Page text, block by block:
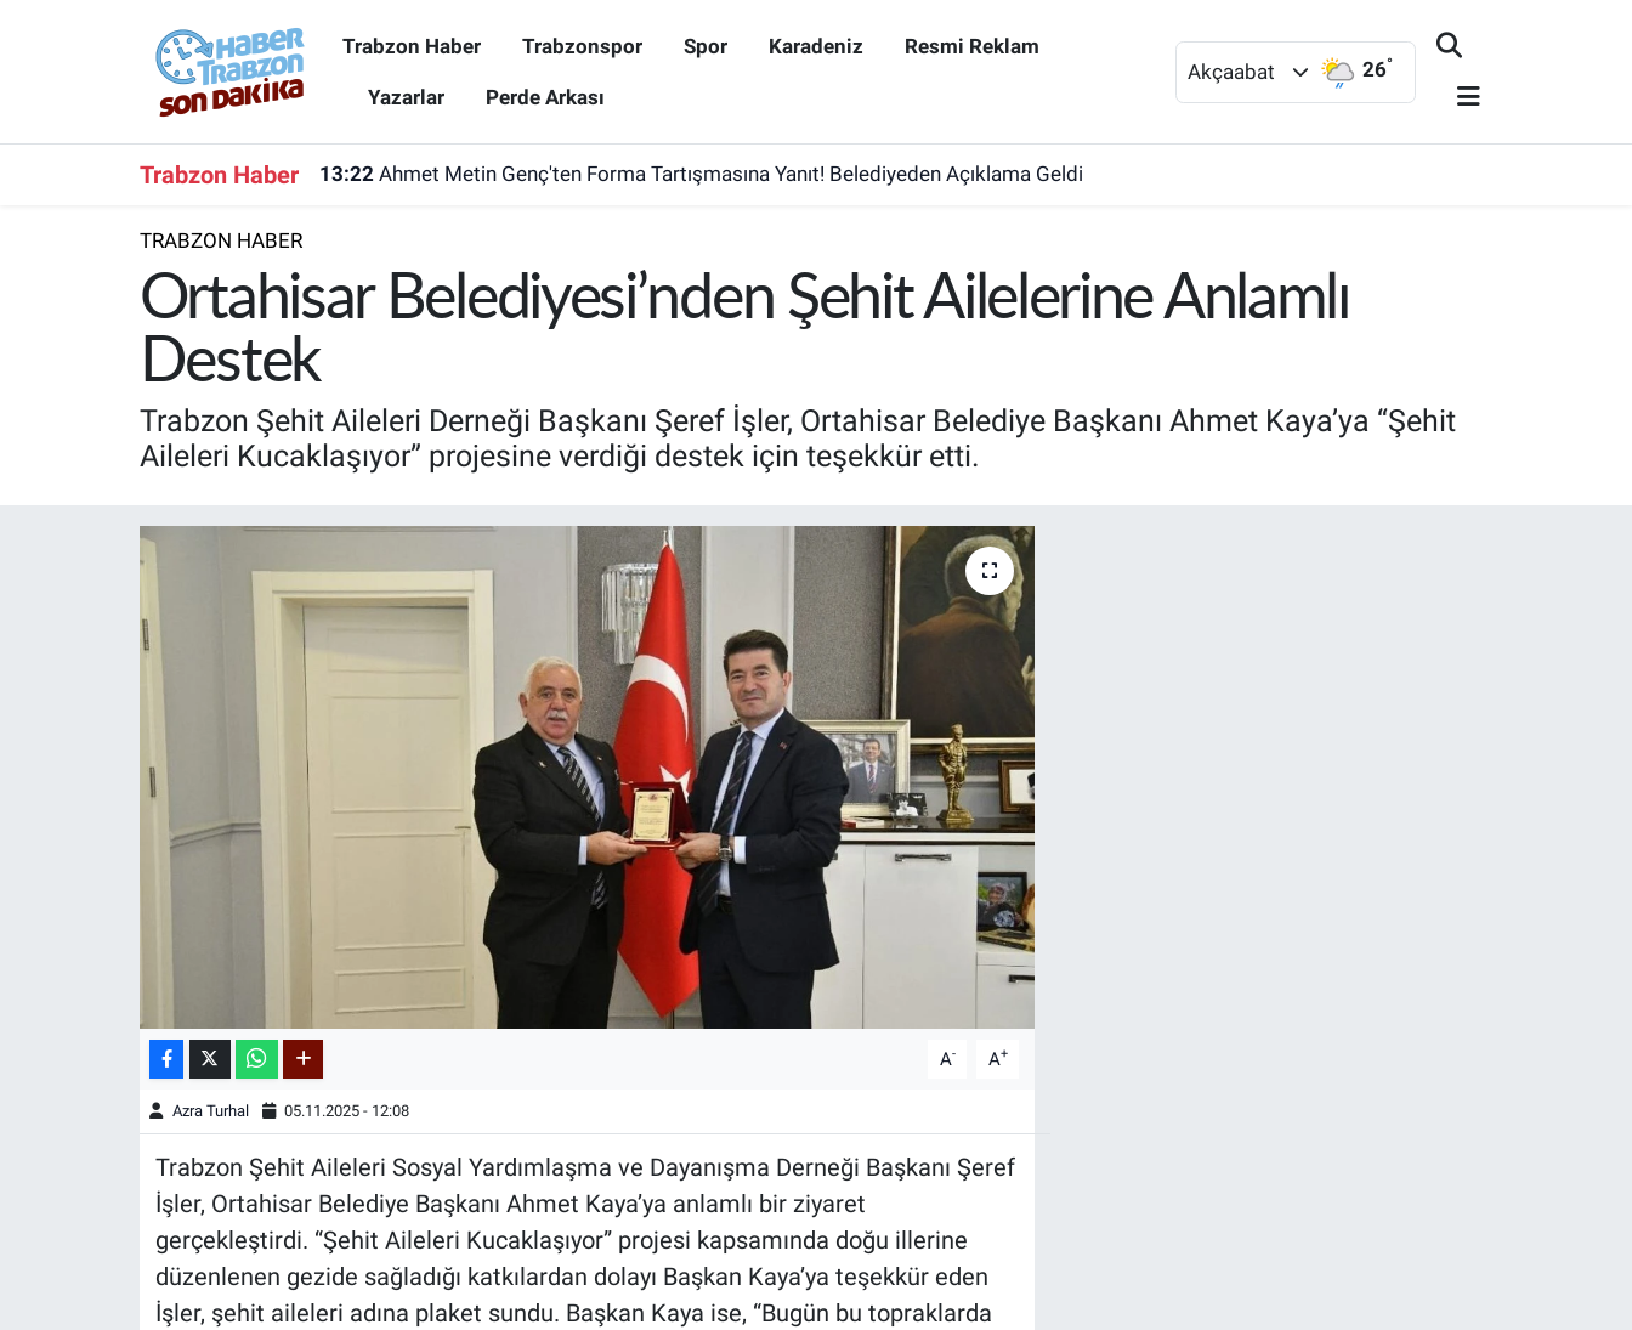
Trabzon Haber Trabzonspor Spor Karadeniz Resmi Reklam
Yazarlar Perde Arkası
Akçaabat 26°
Trabzon Haber 13:22 Ahmet Metin Genç'ten Forma Tartışmasına Yanıt! Belediyeden Açıklama Geldi
TRABZON HABER
Ortahisar Belediyesi’nden Şehit Ailelerine Anlamlı
Destek
Trabzon Şehit Aileleri Derneği Başkanı Şeref İşler, Ortahisar Belediye Başkanı Ahmet Kaya’ya “Şehit
Aileleri Kucaklaşıyor” projesine verdiği destek için teşekkür etti.
A- A+
Azra Turhal 05.11.2025 - 12:08
Trabzon Şehit Aileleri Sosyal Yardımlaşma ve Dayanışma Derneği Başkanı Şeref
İşler, Ortahisar Belediye Başkanı Ahmet Kaya’ya anlamlı bir ziyaret
gerçekleştirdi. “Şehit Aileleri Kucaklaşıyor” projesi kapsamında doğu illerine
düzenlenen gezide sağladığı katkılardan dolayı Başkan Kaya’ya teşekkür eden
İşler, şehit aileleri adına plaket sundu. Başkan Kaya ise, “Bugün bu topraklarda
Trabzon Haber
Karadeniz
Resmi Reklam
Perde Arkası
Trabzon Nöbetçi Eczaneler
Trabzon Trafik Yoğunluk Haritası
Süper Lig Puan Durumu ve Fikstür
Tüm Manşetler
Son Dakika Haberleri
Haber Arşivi